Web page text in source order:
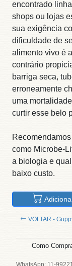
encontrado
shops ou lojas
sua exigência
dificuldade de
alimento vivo é
contrário
barriga seca,
erroneamente
uma
curtir esse belo
como Microbe-
a biologia e
baixo custo.
VOLTAR -
Como
WhatsApp: 11-